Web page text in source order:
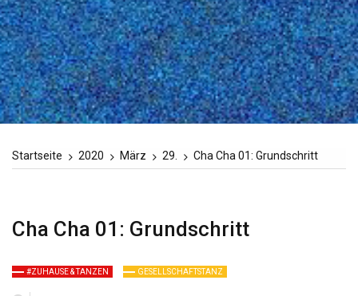
Startseite 2020 März 29. Cha Cha 01: Grundschritt
Cha Cha 01: Grundschritt
#ZUHAUSE & TANZEN GESELLSCHAFTSTANZ